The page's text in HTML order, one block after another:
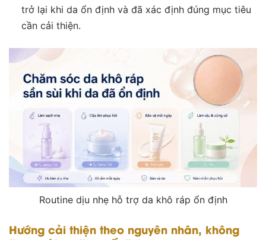
trở lại khi da ổn định và đã xác định đúng mục tiêu
cần cải thiện.
Routine dịu nhẹ hỗ trợ da khô ráp ổn định
Hướng cải thiện theo nguyên nhân, không